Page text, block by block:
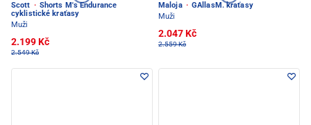
Scott · Shorts M's Endurance
cyklistické kraťasy
Muži
2.199 Kč
2.549 Kč
Maloja · GAllasM. kraťasy
Muži
2.047 Kč
2.559 Kč